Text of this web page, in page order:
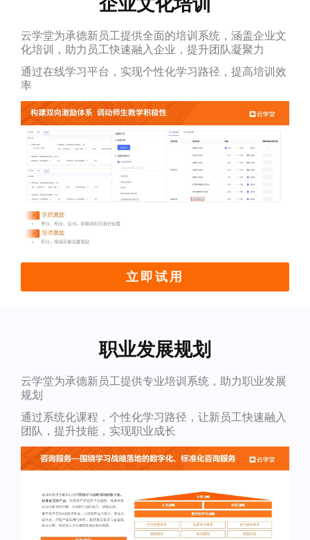
云学堂为承德新员工提供全面的培训系统，涵盖企业文
化培训，助力员工快速融入企业，提升团队凝聚力
通过在线学习平台，实现个性化学习路径，提高培训效
率
立即试用
职业发展规划
云学堂为承德新员工提供专业培训系统，助力职业发展
规划
通过系统化课程，个性化学习路径，让新员工快速融入
团队，提升技能，实现职业成长